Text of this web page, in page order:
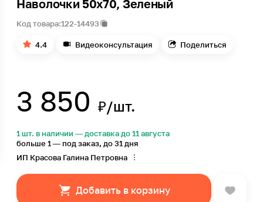
Наволочки 50х70, Зеленый
Код товара:122-14493
4.4 Видеоконсультация Поделиться
3 850 ₽/шт.
1 шт. в наличии — доставка до 11 августа
больше 1 — под заказ, до 31 дня
ИП Красова Галина Петровна
Добавить в корзину